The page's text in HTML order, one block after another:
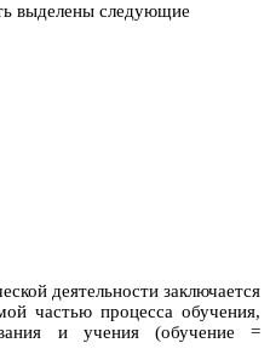
выделены следующие
деятельности заключается
частью процесса обучения,
и учения (обучение =